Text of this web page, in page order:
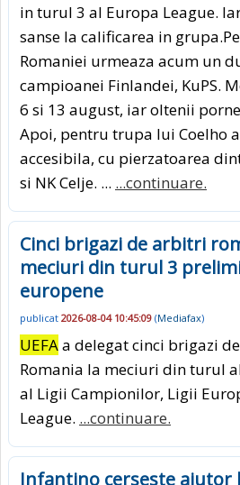
in turul 3 al Europa League.
sanse la calificarea in
Romaniei urmeaza acum un
campioanei Finlandei, KuPS.
6 si 13 august, iar oltenii
Apoi, pentru trupa lui Coelho
accesibila, cu pierzatoarea
si NK Celje. ... ...continuare.
Cinci brigazi de arbitri
meciuri din turul 3
europene
publicat 2026-08-04 10:45:09 (Mediafax)
UEFAa delegat cinci brigazi
Romania la meciuri din turul
al Ligii Campionilor, Ligii
League. ...continuare.
Infantino cerseste ajutor